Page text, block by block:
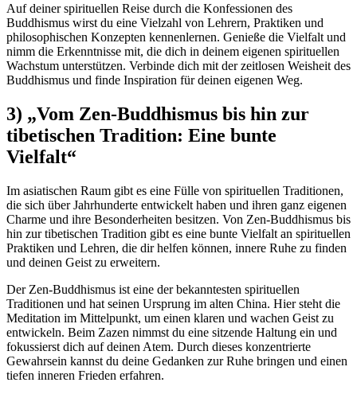
Auf deiner spirituellen Reise durch die Konfessionen des
Buddhismus wirst du eine Vielzahl von Lehrern, Praktiken und
philosophischen Konzepten kennenlernen. Genieße die Vielfalt und
nimm die Erkenntnisse mit, die dich in deinem eigenen spirituellen
Wachstum unterstützen. Verbinde dich mit der zeitlosen Weisheit des
Buddhismus und finde Inspiration für deinen eigenen Weg.
3) „Vom Zen-Buddhismus bis hin zur
tibetischen Tradition: Eine bunte
Vielfalt“
Im asiatischen Raum gibt es eine Fülle von spirituellen Traditionen,
die sich über Jahrhunderte entwickelt haben und ihren ganz eigenen
Charme und ihre Besonderheiten besitzen. Von Zen-Buddhismus bis
hin zur tibetischen Tradition gibt es eine bunte Vielfalt an spirituellen
Praktiken und Lehren, die dir helfen können, innere Ruhe zu finden
und deinen Geist zu erweitern.
Der Zen-Buddhismus ist eine der bekanntesten spirituellen
Traditionen und hat seinen Ursprung im alten China. Hier steht die
Meditation im Mittelpunkt, um einen klaren und wachen Geist zu
entwickeln. Beim Zazen nimmst du eine sitzende Haltung ein und
fokussierst dich auf deinen Atem. Durch dieses konzentrierte
Gewahrsein kannst du deine Gedanken zur Ruhe bringen und einen
tiefen inneren Frieden erfahren.